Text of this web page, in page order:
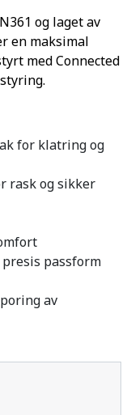
og laget av
en maksimal
med Connected
for klatring og
rask og sikker
passform
av